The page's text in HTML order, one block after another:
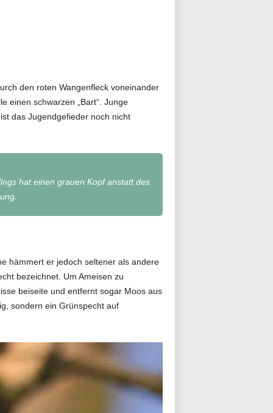
den roten Wangenfleck voneinander
einen schwarzen „Bart“. Junge
das Jugendgefieder noch nicht
hat einen grauen Kopf anstatt des
hämmert er jedoch seltener als andere
bezeichnet. Um Ameisen zu
beiseite und entfernt sogar Moos aus
sondern ein Grünspecht auf